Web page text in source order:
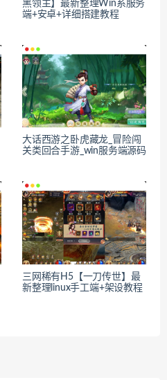
黑领主】最新整理Win系服务
端+安卓+详细搭建教程
大话西游之卧虎藏龙_冒险闯
关类回合手游_win服务端源码
三网稀有H5【一刀传世】最
新整理linux手工端+架设教程